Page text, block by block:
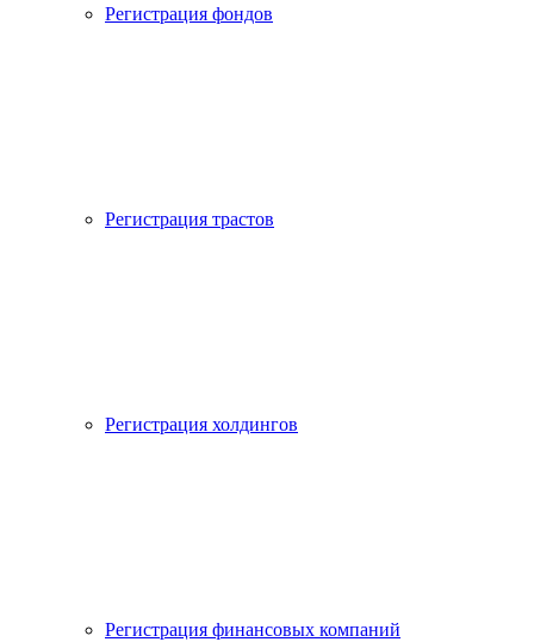
Регистрация фондов
Регистрация трастов
Регистрация холдингов
Регистрация финансовых компаний